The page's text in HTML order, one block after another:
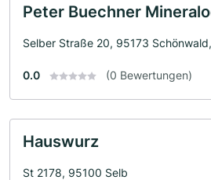
Peter Buechner
Selber Straße 20, 95173
0.0 (0 Bewertungen)
Hauswurz
St 2178, 95100 Selb